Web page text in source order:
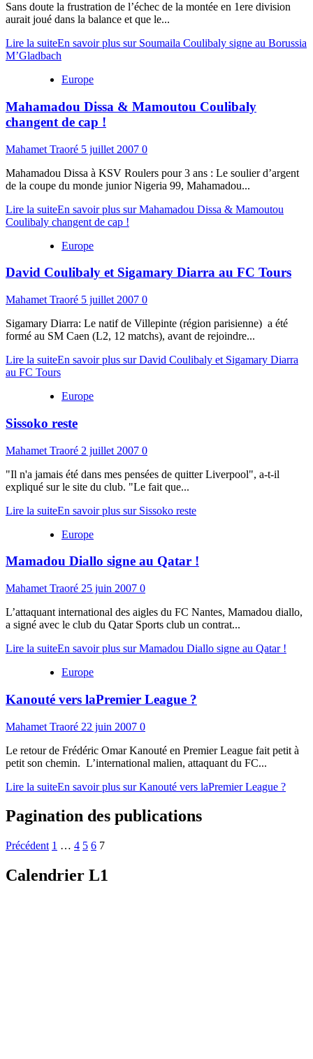
Sans doute la frustration de l’échec de la montée en 1ere division
aurait joué dans la balance et que le...
Lire la suiteEn savoir plus sur Soumaila Coulibaly signe au Borussia
M’Gladbach
Europe
Mahamadou Dissa & Mamoutou Coulibaly
changent de cap !
Mahamet Traoré 5 juillet 2007 0
Mahamadou Dissa à KSV Roulers pour 3 ans : Le soulier d’argent
de la coupe du monde junior Nigeria 99, Mahamadou...
Lire la suiteEn savoir plus sur Mahamadou Dissa & Mamoutou
Coulibaly changent de cap !
Europe
David Coulibaly et Sigamary Diarra au FC Tours
Mahamet Traoré 5 juillet 2007 0
Sigamary Diarra: Le natif de Villepinte (région parisienne) a été
formé au SM Caen (L2, 12 matchs), avant de rejoindre...
Lire la suiteEn savoir plus sur David Coulibaly et Sigamary Diarra
au FC Tours
Europe
Sissoko reste
Mahamet Traoré 2 juillet 2007 0
"Il n'a jamais été dans mes pensées de quitter Liverpool", a-t-il
expliqué sur le site du club. "Le fait que...
Lire la suiteEn savoir plus sur Sissoko reste
Europe
Mamadou Diallo signe au Qatar !
Mahamet Traoré 25 juin 2007 0
L’attaquant international des aigles du FC Nantes, Mamadou diallo,
a signé avec le club du Qatar Sports club un contrat...
Lire la suiteEn savoir plus sur Mamadou Diallo signe au Qatar !
Europe
Kanouté vers laPremier League ?
Mahamet Traoré 22 juin 2007 0
Le retour de Frédéric Omar Kanouté en Premier League fait petit à
petit son chemin. L’international malien, attaquant du FC...
Lire la suiteEn savoir plus sur Kanouté vers laPremier League ?
Pagination des publications
Précédent 1 … 4 5 6 7
Calendrier L1